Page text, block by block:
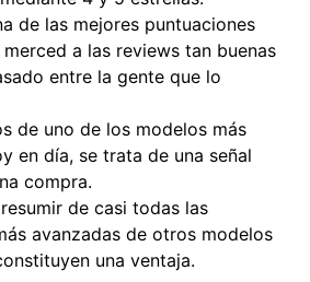
de las mejores puntuaciones
a las reviews tan buenas
entre la gente que lo
de uno de los modelos más
en día, se trata de una señal
compra.
de casi todas las
avanzadas de otros modelos
una ventaja.